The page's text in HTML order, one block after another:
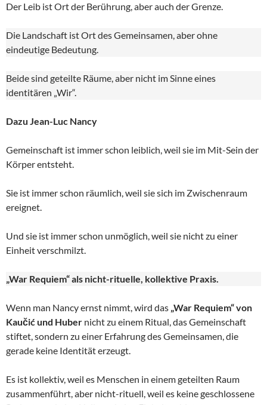
Der Leib ist Ort der Berührung, aber auch der Grenze.
Die Landschaft ist Ort des Gemeinsamen, aber ohne
eindeutige Bedeutung.
Beide sind geteilte Räume, aber nicht im Sinne eines
identitären „Wir“.
Dazu Jean-Luc Nancy
Gemeinschaft ist immer schon leiblich, weil sie im Mit-Sein der
Körper entsteht.
Sie ist immer schon räumlich, weil sie sich im Zwischenraum
ereignet.
Und sie ist immer schon unmöglich, weil sie nicht zu einer
Einheit verschmilzt.
„War Requiem“ als nicht-rituelle, kollektive Praxis.
Wenn man Nancy ernst nimmt, wird das „War Requiem“ von
Kaučić und Huber nicht zu einem Ritual, das Gemeinschaft
stiftet, sondern zu einer Erfahrung des Gemeinsamen, die
gerade keine Identität erzeugt.
Es ist kollektiv, weil es Menschen in einem geteilten Raum
zusammenführt, aber nicht-rituell, weil es keine geschlossene